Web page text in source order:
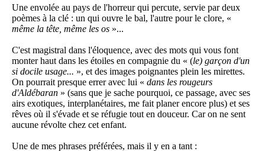
Une envolée au pays de l'horreur qui percute, servie par deux
poèmes à la clé : un qui ouvre le bal, l'autre pour le clore, «
même la tête, même les os »...
C'est magistral dans l'éloquence, avec des mots qui vous font
monter haut dans les étoiles en compagnie du « (le) garçon d'un
si docile usage... », et des images poignantes plein les mirettes.
On pourrait presque errer avec lui « dans les rougeurs
d'Aldébaran » (sans que je sache pourquoi, ce passage, avec ses
airs exotiques, interplanétaires, me fait planer encore plus) et ses
rêves où il s'évade et se réfugie tout en douceur. Car on ne sent
aucune révolte chez cet enfant.
Une de mes phrases préférées, mais il y en a tant :